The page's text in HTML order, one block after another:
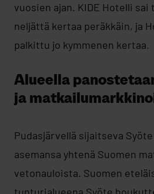
vuosien ajan. KIDE Hotelli
neljättä kertaa peräkkäin, ja
palkittu jo kymmenen kertaa.
Alueella
ja
Pudasjärvellä sijaitseva
asemansa yhtenä Suomen
vetonauloista. Suomen